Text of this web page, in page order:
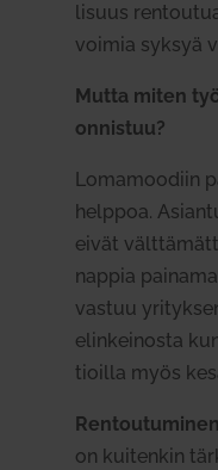
lisuus
voimia syksyä
Mutta miten
onnistuu?
Loma­moodiin
helppoa.
eivät
nappia
vastuu
elin­kei­nosta
tioilla myös
on kui­tenkin